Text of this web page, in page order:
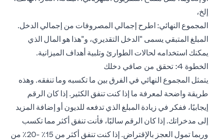
إلخ،
المجموع النهائي: اطرح إجمالي المصروفات من إجمالي الدخل.
المبلغ المتبقي يسمى "الدخل التقديري، و"هذا هو المال الذي
يمكنك استخدامه لحالات الطوارئ وتلبية أهداف الميزانية.
الخطوة 4: تحقق من صافي دخلك
يتمثل المجموع النهائي في الفرق بين ما تكسبه وما تنفقه. وهذه
طريقة واضحة لمعرفة ما إذا كنت تنفق الكثير. إذا كان الرقم
إيجابيًا، ففكر في زيادة المبلغ الذي تدفعه للديون أو إضافة المزيد
إلى مدخراتك. إذا كان الرقم سالبًا، فأنت تنفق أكثر مما تكسب
وربما تمول العجز بالإقتراض. إذا كنت تنفق أكثر من 15٪ -20٪ من